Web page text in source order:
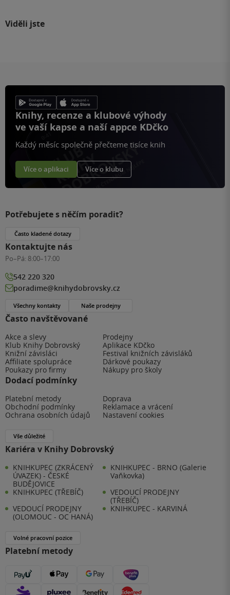
Viděli jste
Knihy, recenze a klubové výhody
ve vaší kapse a naší appce KDčko
Každý měsíc společně přečteme tisíce knih
Více o aplikaci Více o klubu
Často navštěvované
Akce a slevy
Prodejny
Klub Knihy Dobrovský
Aplikace KDčko
Knižní závisláci
Festival knižních závisláků
Affiliate spolupráce
Dárkové poukazy
Poukazy pro firmy
Nákupy pro školy
Dodací podmínky
Platební metody
Doprava
Obchodní podmínky
Reklamace a vrácení
Ochrana osobních údajů
Nastavení cookies
Vše důležité
Kariéra v Knihy Dobrovský
KNIHKUPEC (ZKRÁCENÝ
ÚVAZEK) - ČESKÉ
BUDĚJOVICE
KNIHKUPEC - BRNO (Galerie
Vaňkovka)
KNIHKUPEC (TŘEBÍČ)
VEDOUCÍ PRODEJNY
(TŘEBÍČ)
VEDOUCÍ PRODEJNY
(OLOMOUC - OC HANÁ)
KNIHKUPEC - KARVINÁ
Volné pracovní pozice
Platební metody
Potřebujete s něčím poradit?
Často kladené dotazy
Kontaktujte nás
Po–Pá: 8:00–17:00
542 220 320
poradime@knihydobrovsky.cz
Všechny kontakty Naše prodejny